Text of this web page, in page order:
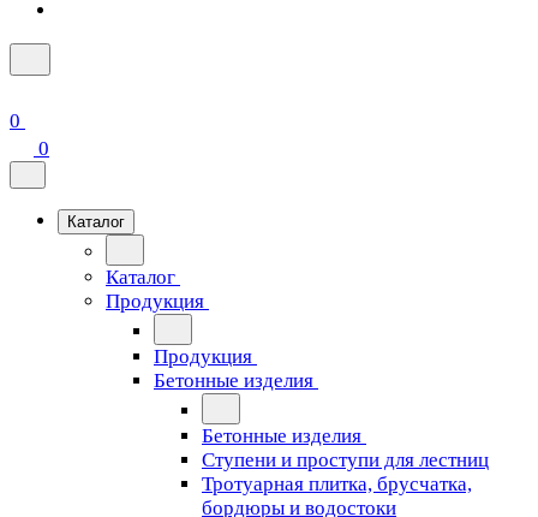
0
0
Каталог
Каталог
Продукция
Продукция
Бетонные изделия
Бетонные изделия
Ступени и проступи для лестниц
Тротуарная плитка, брусчатка,
бордюры и водостоки